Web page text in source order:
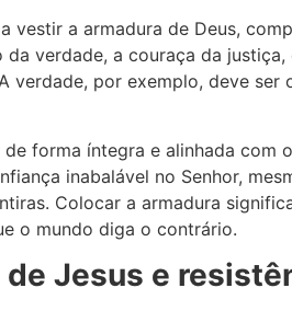
vestir a armadura de Deus,
da verdade, a couraça da
verdade, por exemplo, deve
forma íntegra e alinhada
inabalável no Senhor,
Colocar a armadura
o mundo diga o contrário.
Jesus e